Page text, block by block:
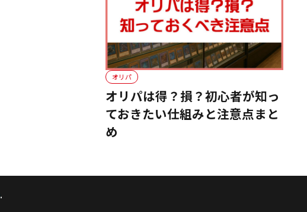
オリパ
オリパは得？損？初心者が知っ
ておきたい仕組みと注意点まと
め
.